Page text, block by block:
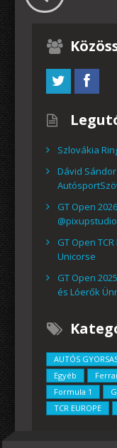
Szlovákia
Dávid
GT Open
@pixupstudio
GT Open
Unicorse
GT Open
és Lóerők
AUTÓS
Egyéb
Formula 1
TCR EUROPE